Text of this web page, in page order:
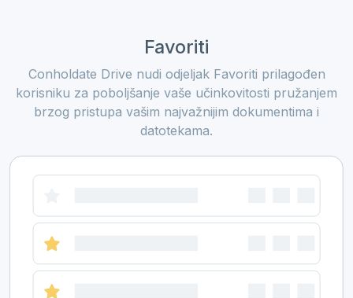
Favoriti
Conholdate Drive nudi odjeljak Favoriti prilagođen
korisniku za poboljšanje vaše učinkovitosti pružanjem
brzog pristupa vašim najvažnijim dokumentima i
datotekama.